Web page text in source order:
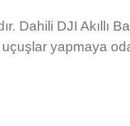
Dahili DJI Akıllı
yapmaya